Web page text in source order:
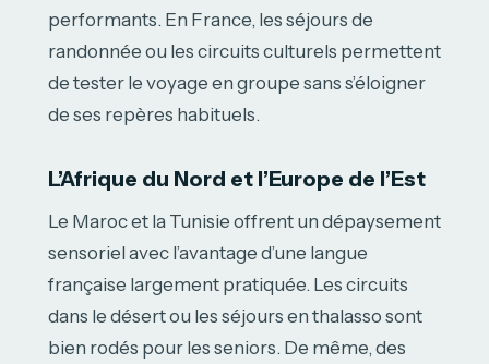
performants. En France, les séjours de
randonnée ou les circuits culturels permettent
de tester le voyage en groupe sans s’éloigner
de ses repères habituels.
L’Afrique du Nord et l’Europe de l’Est
Le Maroc et la Tunisie offrent un dépaysement
sensoriel avec l’avantage d’une langue
française largement pratiquée. Les circuits
dans le désert ou les séjours en thalasso sont
bien rodés pour les seniors. De même, des